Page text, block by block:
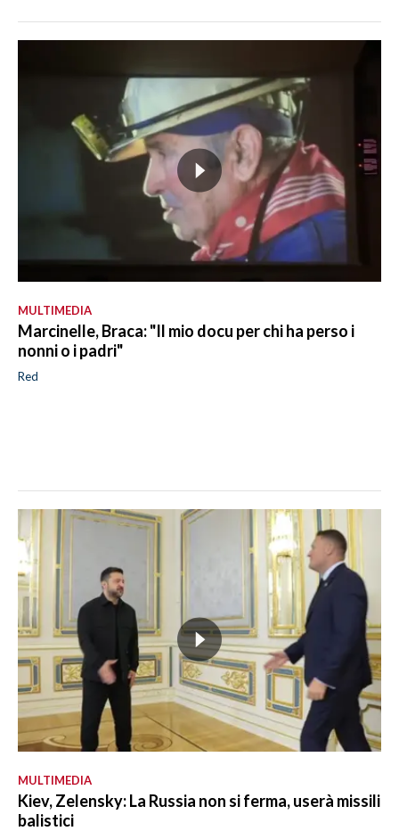
MULTIMEDIA
Marcinelle, Braca: "Il mio docu per chi ha perso i
nonni o i padri"
Red
MULTIMEDIA
Kiev, Zelensky: La Russia non si ferma, userà missili
balistici